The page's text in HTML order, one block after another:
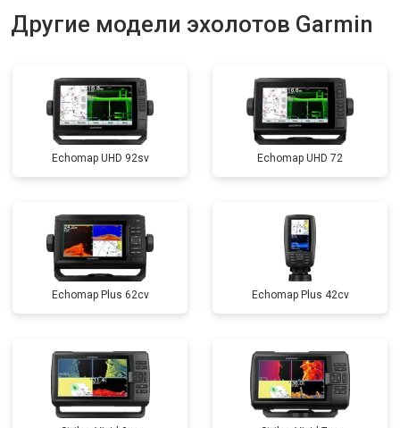
Другие модели эхолотов Garmin
Echomap UHD 92sv Echomap UHD 72
Echomap Plus 62cv Echomap Plus 42cv